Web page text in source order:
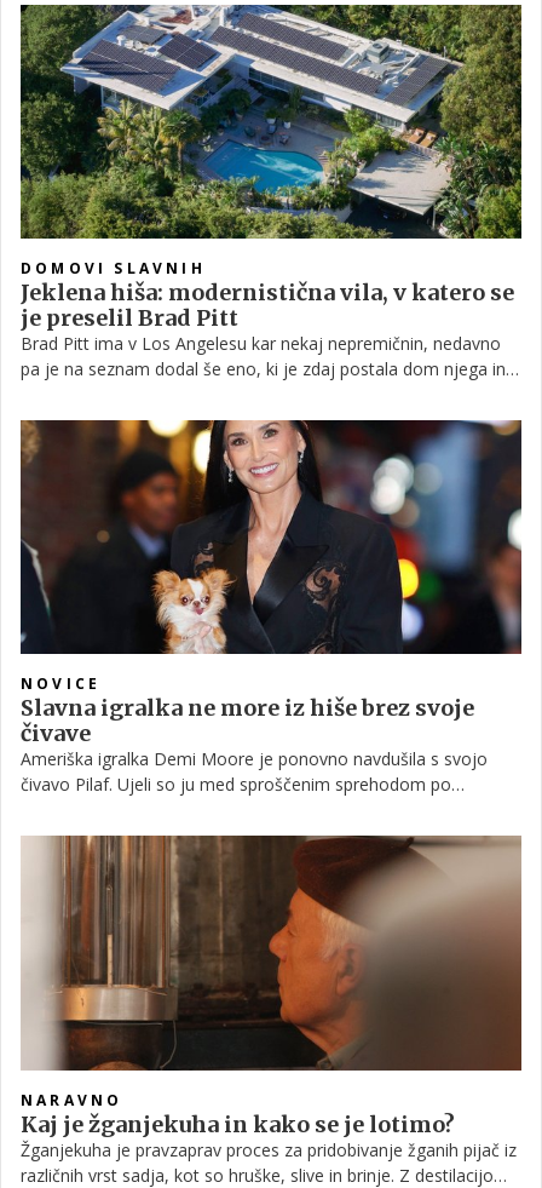
jezera.
DOMOVI SLAVNIH
Jeklena hiša: modernistična vila, v katero se
je preselil Brad Pitt
Brad Pitt ima v Los Angelesu kar nekaj nepremičnin, nedavno
pa je na seznam dodal še eno, ki je zdaj postala dom njega in
hiša".
NOVICE
Slavna igralka ne more iz hiše brez svoje
čivave
Ameriška igralka Demi Moore je ponovno navdušila s svojo
čivavo Pilaf. Ujeli so ju med sproščenim sprehodom po
čivavo. V zadnjem letu ju redno opazimo skupaj, kar kaže, da
sta res nerazdružljiv par. Zvezdnica namreč svojo čivavo
pogosto vzame s seboj tudi na modne revije in druge
pomembne prireditve.
NARAVNO
Kaj je žganjekuha in kako se je lotimo?
Žganjekuha je pravzaprav proces za pridobivanje žganih pijač iz
različnih vrst sadja, kot so hruške, slive in brinje. Z destilacijo